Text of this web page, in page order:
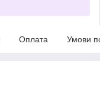
Оплата Умови